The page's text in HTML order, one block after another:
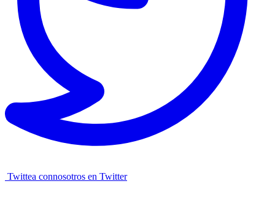
Twittea connosotros en Twitter